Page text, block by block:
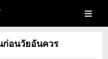
ก่อนวัยอันควร